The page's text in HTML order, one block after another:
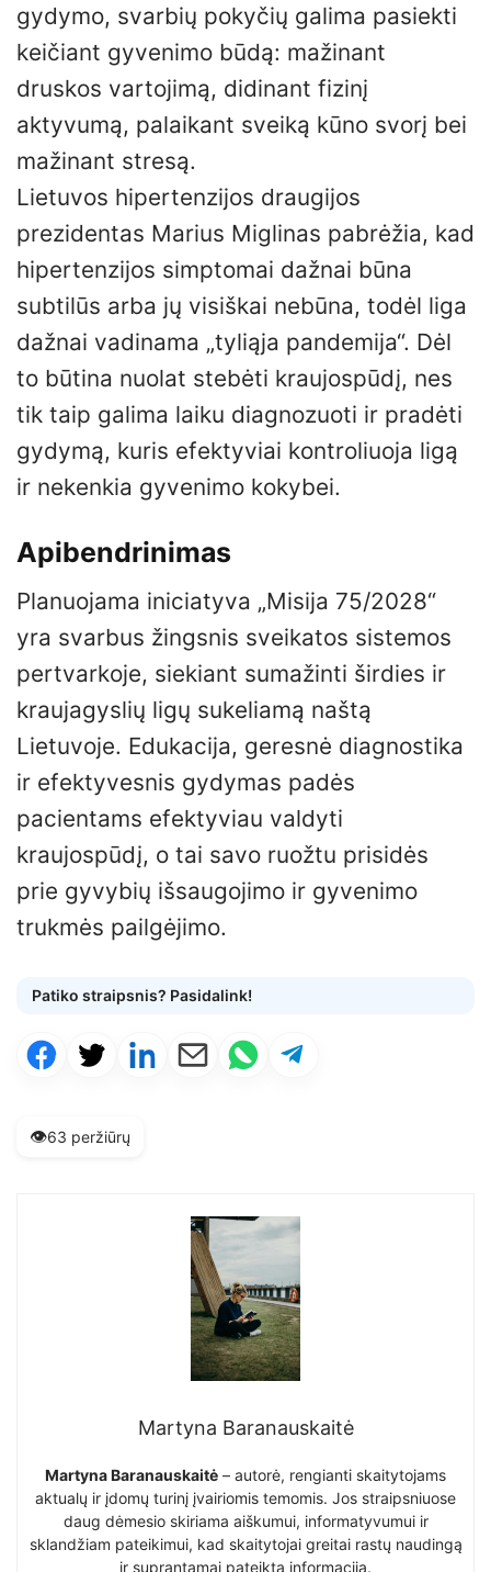
gydymo, svarbių pokyčių galima pasiekti
keičiant gyvenimo būdą: mažinant
druskos vartojimą, didinant fizinį
aktyvumą, palaikant sveiką kūno svorį bei
mažinant stresą.
Lietuvos hipertenzijos draugijos
prezidentas Marius Miglinas pabrėžia, kad
hipertenzijos simptomai dažnai būna
subtilūs arba jų visiškai nebūna, todėl liga
dažnai vadinama „tyliąja pandemija“. Dėl
to būtina nuolat stebėti kraujospūdį, nes
tik taip galima laiku diagnozuoti ir pradėti
gydymą, kuris efektyviai kontroliuoja ligą
ir nekenkia gyvenimo kokybei.
Apibendrinimas
Planuojama iniciatyva „Misija 75/2028“
yra svarbus žingsnis sveikatos sistemos
pertvarkoje, siekiant sumažinti širdies ir
kraujagyslių ligų sukeliamą naštą
Lietuvoje. Edukacija, geresnė diagnostika
ir efektyvesnis gydymas padės
pacientams efektyviau valdyti
kraujospūdį, o tai savo ruožtu prisidės
prie gyvybių išsaugojimo ir gyvenimo
trukmės pailgėjimo.
Patiko straipsnis? Pasidalink!
👁️63 peržiūrų
Martyna Baranauskaitė
Martyna Baranauskaitė – autorė, rengianti skaitytojams
aktualų ir įdomų turinį įvairiomis temomis. Jos straipsniuose
daug dėmesio skiriama aiškumui, informatyvumui ir
sklandžiam pateikimui, kad skaitytojai greitai rastų naudingą
ir suprantamai pateiktą informaciją.